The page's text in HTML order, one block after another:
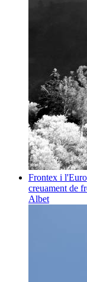
Frontex i
creuament de
Albet